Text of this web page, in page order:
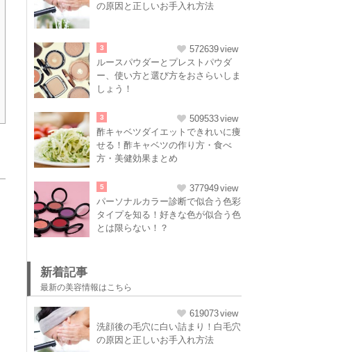
の原因と正しいお手入れ方法
3
572639
ルースパウダーとプレストパウダ
ー、使い方と選び方をおさらいしま
しょう！
3
509533
酢キャベツダイエットできれいに痩
せる！酢キャベツの作り方・食べ
方・美健効果まとめ
5
377949
パーソナルカラー診断で似合う色彩
タイプを知る！好きな色が似合う色
とは限らない！？
新着記事
最新の美容情報はこちら
619073
洗顔後の毛穴に白い詰まり！白毛穴
の原因と正しいお手入れ方法